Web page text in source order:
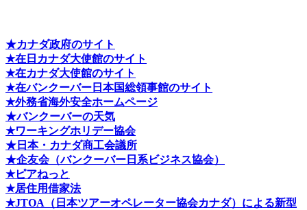
★カナダ政府のサイト
★在日カナダ大使館のサイト
★在カナダ大使館のサイト
★在バンクーバー日本国総領事館のサイト
★外務省海外安全ホームページ
★バンクーバーの天気
★ワーキングホリデー協会
★日本・カナダ商工会議所
★企友会（バンクーバー日系ビジネス協会）
★ピアねっと
★居住用借家法
★JTOA（日本ツアーオペレーター協会カナダ）による新型